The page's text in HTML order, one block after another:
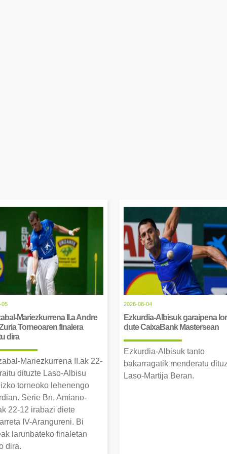
05
Mariezkurrena II.a Andre
Torneoaren finalera
dira
Mariezkurrena II.ak 22-
dituzte Laso-Albisu
torneoko lehenengo
Serie Bn, Amiano-
22-12 irabazi diete
IV-Arangureni. Bi
larunbateko finaletan
dira.
2026-08-04
Ezkurdia-Albisuk garaipena
dute CaixaBank Mastersean
Ezkurdia-Albisuk tanto
bakarragatik menderatu
Laso-Martija Beran.